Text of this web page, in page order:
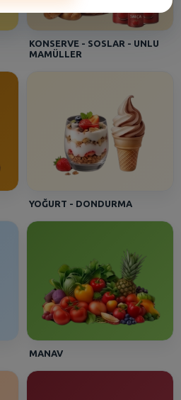
2]
Uht 1/1
DUMANKAYA MIKS]
Uht 1 lt
KONSERVE - SOSLAR - UNLU
MAMÜLLER
YOĞURT - DONDURMA
MANAV